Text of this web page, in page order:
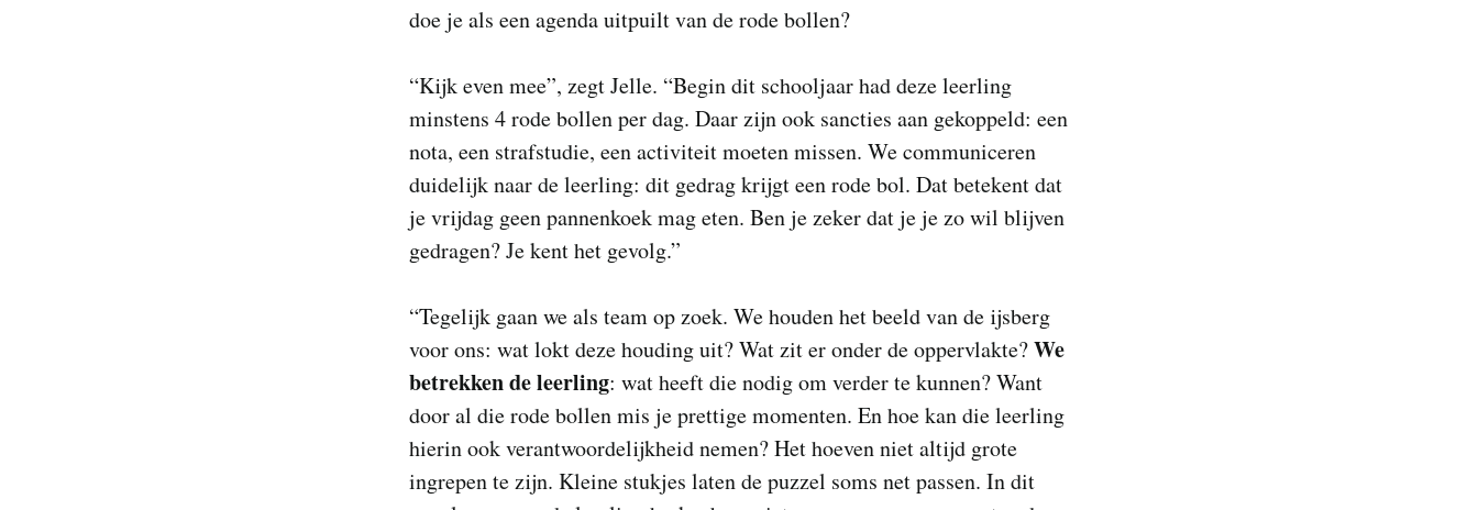
doe je als een agenda uitpuilt van de rode bollen?
“Kijk even mee”, zegt Jelle. “Begin dit schooljaar had deze leerling
minstens 4 rode bollen per dag. Daar zijn ook sancties aan gekoppeld: een
nota, een strafstudie, een activiteit moeten missen. We communiceren
duidelijk naar de leerling: dit gedrag krijgt een rode bol. Dat betekent dat
je vrijdag geen pannenkoek mag eten. Ben je zeker dat je je zo wil blijven
gedragen? Je kent het gevolg.”
“Tegelijk gaan we als team op zoek. We houden het beeld van de ijsberg
voor ons: wat lokt deze houding uit? Wat zit er onder de oppervlakte?We
betrekken de leerling: wat heeft die nodig om verder te kunnen? Want
door al die rode bollen mis je prettige momenten. En hoe kan die leerling
hierin ook verantwoordelijkheid nemen? Het hoeven niet altijd grote
ingrepen te zijn. Kleine stukjes laten de puzzel soms net passen. In dit